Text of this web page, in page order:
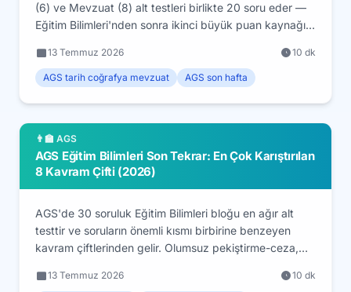
(6) ve Mevzuat (8) alt testleri birlikte 20 soru eder —
Eğitim Bilimleri'nden sonra ikinci büyük puan kaynağı.
son haftada en yüksek getiriyi verir. İşte bu 20 soruyu
son 13 günde toparlama planı.
13 Temmuz 2026 10 dk
AGS tarih coğrafya mevzuat AGS son hafta
👨‍🏫 AGS
AGS Eğitim Bilimleri Son Tekrar: En Çok Karıştırılan
8 Kavram Çifti (2026)
AGS'de 30 soruluk Eğitim Bilimleri bloğu en ağır alt
testtir ve soruların önemli kısmı birbirine benzeyen
kavram çiftlerinden gelir. Olumsuz pekiştirme-ceza,
günde netleştirmeniz gereken 8 kritik ayrımı tek
13 Temmuz 2026 10 dk